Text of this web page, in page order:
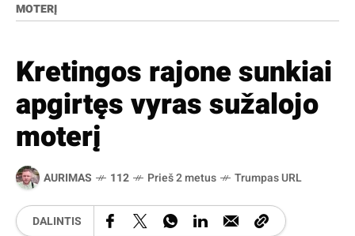
MOTERĮ
Kretingos rajone sunkiai
apgirtęs vyras sužalojo
moterį
AURIMAS 112 Prieš 2 metus Trumpas URL
DALINTIS